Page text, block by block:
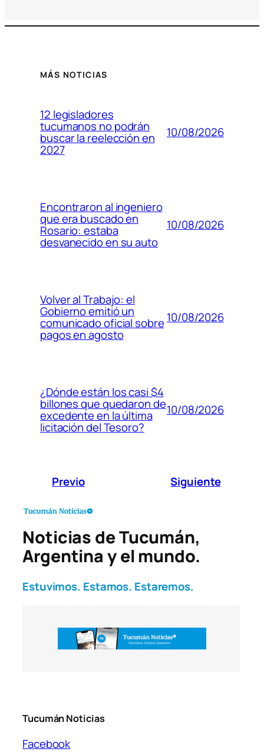
MÁS NOTICIAS
12 legisladores
tucumanos no podrán
buscar la reelección en
2027
10/08/2026
Encontraron al ingeniero
que era buscado en
Rosario: estaba
desvanecido en su auto
10/08/2026
Volver al Trabajo: el
Gobierno emitió un
comunicado oficial sobre
pagos en agosto
10/08/2026
¿Dónde están los casi $4
billones que quedaron de
excedente en la última
licitación del Tesoro?
10/08/2026
Previo Siguiente
Noticias de Tucumán,
Argentina y el mundo.
Estuvimos. Estamos. Estaremos.
Tucumán Noticias
Facebook